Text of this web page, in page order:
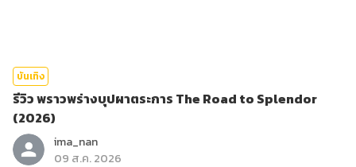
บันเทิง
รีวิว พราวพร่างบุปผาตระการ The Road to Splendor
(2026)
ima_nan
09 ส.ค. 2026